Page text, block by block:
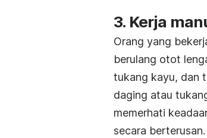
3. Kerja
Orang yang
berulang otot
tukang kayu, dan
daging atau
memerhati
secara